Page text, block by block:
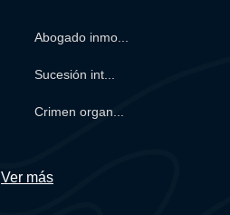
Abogado inmo...
Sucesión int...
Crimen organ...
Ver más